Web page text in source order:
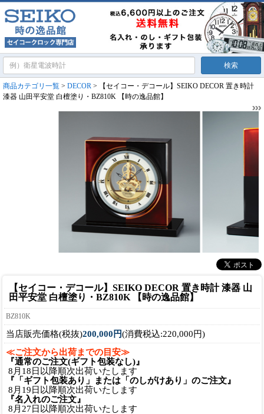
商品カテゴリ一覧 > DECOR > 【セイコー・デコール】SEIKO DECOR 置き時計
漆器 山田平安堂 白檀塗り・BZ810K 【時の逸品館】
【セイコー・デコール】SEIKO DECOR 置き時計 漆器 山
田平安堂 白檀塗り・BZ810K 【時の逸品館】
BZ810K
当店販売価格(税抜)200,000円(消費税込:220,000円)
≪ご注文から出荷までの目安≫
『通常のご注文(ギフト包装なし)』
8月18日以降順次出荷いたします
『「ギフト包装あり」または「のしがけあり」のご注文』
8月19日以降順次出荷いたします
『名入れのご注文』
8月27日以降順次出荷いたします